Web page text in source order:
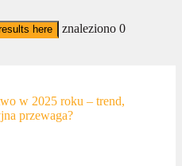
here znaleziono 0
w 2025 roku – trend,
przewaga?